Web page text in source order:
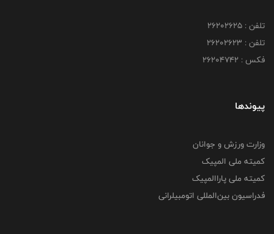
تلفن : ۲۶۲۰۲۶۲۵
تلفن : ۲۶۲۰۲۶۲۳
فکس : ۲۶۲۰۴۷۴۲
پیوندها
وزارت ورزش و جوانان
کمیته ملی المپیک
کمیته ملی پاراالمپیک
فدراسیون بین‌المللی اتومبیلرانی